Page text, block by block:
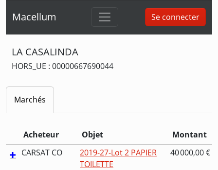
Macellum Se connecter
LA CASALINDA
HORS_UE : 00000667690044
Marchés
Acheteur Objet
Montant
CARSAT CO
2019-27-Lot 2 PAPIER
TOILETTE
40 000,00 €